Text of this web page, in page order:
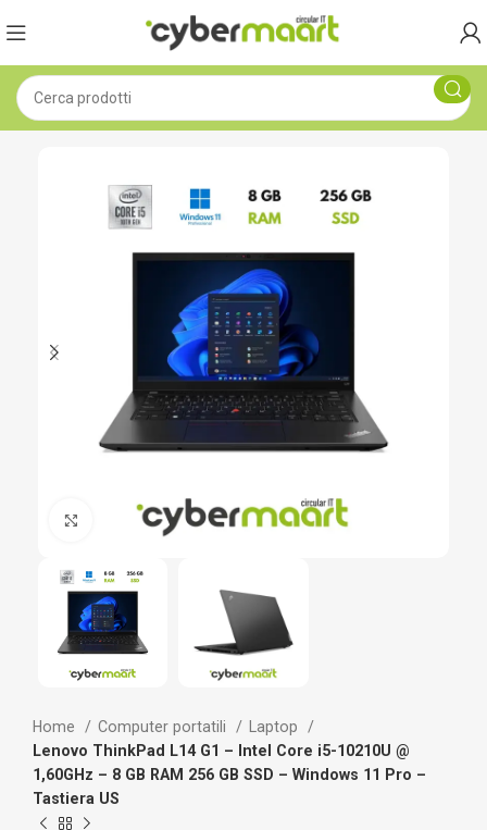
Clicca per ingrandire
Home Computer portatili
Laptop
Lenovo ThinkPad L14 G1 – Intel Core i5-10210U @
1,60GHz – 8 GB RAM 256 GB SSD – Windows 11 Pro –
Tastiera US